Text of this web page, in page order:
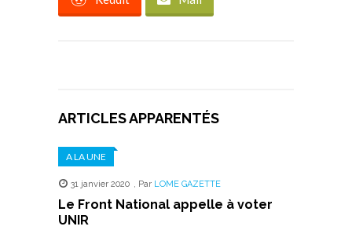
ARTICLES APPARENTÉS
A LA UNE
31 janvier 2020 , Par LOME GAZETTE
Le Front National appelle à voter
UNIR